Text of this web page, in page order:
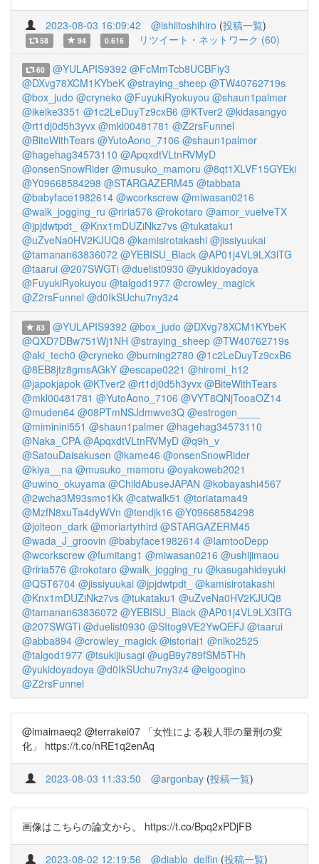
2023-08-03 16:09:42 @ishiitoshihiro (投稿一覧)
58 94 0.616 リツイート・ネットワーク (60)
60 @YULAPIS9392 @FcMmTcb8UCBFiy3
@DXvg78XCM1KYbeK @straying_sheep @TW40762719s
@box_judo @cryneko @FuyukiRyokuyou @shaun1palmer
@ikeike3351 @1c2LeDuyTz9cxB6 @KTver2 @kidasangyo
@rt1dj0d5h3yvx @mkl00481781 @Z2rsFunnel
@BiteWithTears @YutoAono_7106 @shaun1palmer
@hagehag34573110 @ApqxdtVLtnRVMyD
@onsenSnowRider @musuko_mamoru @8qt1XLVF15GYEki
@Y09668584298 @STARGAZERM45 @tabbata
@babyface1982614 @wcorkscrew @miwasan0216
@walk_jogging_ru @riria576 @rokotaro @amor_vuelveTX
@jpjdwtpdt_ @Knx1mDUZiNkz7vs @tukataku1
@uZveNa0HV2KJUQ8 @kamisirotakashi @jissiyuukai
@tamanan63836072 @YEBISU_Black @AP01j4VL9LX3lTG
@taarui @207SWGTi @duelist0930 @yukidoyadoya
@FuyukiRyokuyou @talgod1977 @crowley_magick
@Z2rsFunnel @d0IkSUchu7ny3z4
83 @YULAPIS9392 @box_judo @DXvg78XCM1KYbeK
@QXD7DBw751Wj1NH @straying_sheep @TW40762719s
@aki_tech0 @cryneko @burning2780 @1c2LeDuyTz9cxB6
@8EB8jtz8gmsAGkY @escape0221 @hiromi_h12
@japokjapok @KTver2 @rt1dj0d5h3yvx @BiteWithTears
@mkl00481781 @YutoAono_7106 @VYT8QNjTooaOZ14
@muden64 @08PTmNSJdmwve3Q @estrogen____
@miminini551 @shaun1palmer @hagehag34573110
@Naka_CPA @ApqxdtVLtnRVMyD @q9h_v
@SatouDaisakusen @kame46 @onsenSnowRider
@kiya__na @musuko_mamoru @oyakoweb2021
@uwino_okuyama @ChildAbuseJAPAN @kobayashi4567
@2wcha3M93smo1Kk @catwalk51 @toriatama49
@MzfN8xuTa4dyWVn @tendjk16 @Y09668584298
@jolteon_dark @moriartythird @STARGAZERM45
@wada_J_groovin @babyface1982614 @IamtooDepp
@wcorkscrew @fumitang1 @miwasan0216 @ushijimaou
@riria576 @rokotaro @walk_jogging_ru @kasugahideyuki
@QST6704 @jissiyuukai @jpjdwtpdt_ @kamisirotakashi
@Knx1mDUZiNkz7vs @tukataku1 @uZveNa0HV2KJUQ8
@tamanan63836072 @YEBISU_Black @AP01j4VL9LX3lTG
@207SWGTi @duelist0930 @SItog9VE2YwQEFJ @taarui
@abba894 @crowley_magick @istoriai1 @nlko2525
@talgod1977 @tsukijiusagi @ugB9y789fSM5THh
@yukidoyadoya @d0IkSUchu7ny3z4 @eigoogino
@Z2rsFunnel
@imaimaeq2 @terrakei07 「女性による殺人罪の量刑の変
化」 https://t.co/nRE1q2enAq
2023-08-03 11:33:50 @argonbay (投稿一覧)
画像はこちらの論文から。 https://t.co/Bpq2xPDjFB
2023-08-02 12:19:56 @diablo_delfin (投稿一覧)